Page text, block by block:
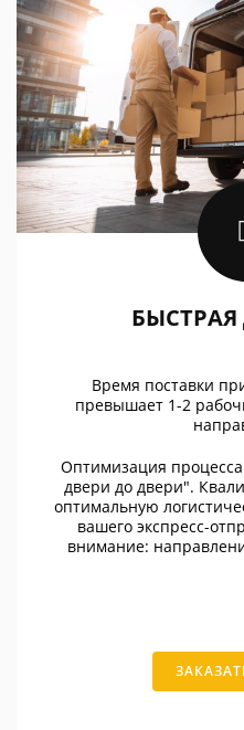
Время поставки
превышает 1-2
Оптимизация процесса
двери до двери".
оптимальную
вашего экспресс-
внимание: